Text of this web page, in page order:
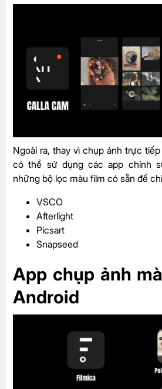
Ngoài ra, thay vì chụp ảnh trực
có thể sử dụng các app chỉnh
những bộ lọc màu film có sẵn để
VSCO
Afterlight
Picsart
Snapseed
App chụp ảnh
Android